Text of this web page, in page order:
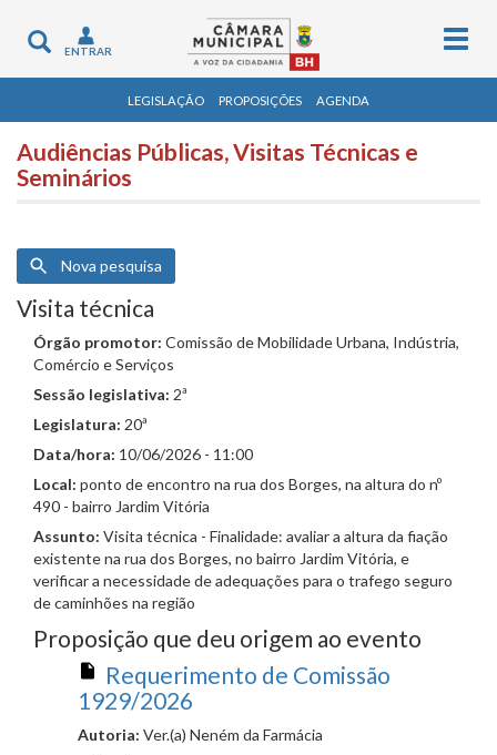
Toggle
navigation
ENTRAR
LEGISLAÇÃO PROPOSIÇÕES AGENDA
Audiências Públicas, Visitas Técnicas e
Seminários
Nova pesquisa
Visita técnica
Órgão promotor: Comissão de Mobilidade Urbana, Indústria,
Comércio e Serviços
Sessão legislativa: 2ª
Legislatura: 20ª
Data/hora: 10/06/2026 - 11:00
Local: ponto de encontro na rua dos Borges, na altura do nº
490 - bairro Jardim Vitória
Assunto: Visita técnica - Finalidade: avaliar a altura da fiação
existente na rua dos Borges, no bairro Jardim Vitória, e
verificar a necessidade de adequações para o trafego seguro
de caminhões na região
Proposição que deu origem ao evento
Requerimento de Comissão
1929/2026
Autoria: Ver.(a) Neném da Farmácia